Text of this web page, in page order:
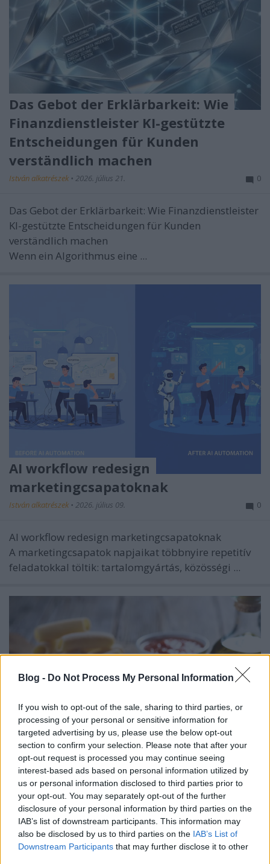
Blog - Do Not Process My Personal Information
If you wish to opt-out of the sale, sharing to third parties, or
processing of your personal or sensitive information for
targeted advertising by us, please use the below opt-out
section to confirm your selection. Please note that after your
opt-out request is processed you may continue seeing
interest-based ads based on personal information utilized by
us or personal information disclosed to third parties prior to
your opt-out. You may separately opt-out of the further
disclosure of your personal information by third parties on the
IAB’s list of downstream participants. This information may
also be disclosed by us to third parties on the IAB’s List of
Downstream Participants that may further disclose it to other
Das Gebot der Erklärbarkeit: Wie
Finanzdienstleister KI-gestützte
Entscheidungen für Kunden
verständlich machen
István alkatrészek • 2026. július 21. 0
Das Gebot der Erklärbarkeit: Wie Finanzdienstleister
KI-gestützte Entscheidungen für Kunden
verständlich machen
Wenn ein Algorithmus eine ...
AI workflow redesign
marketingcsapatoknak
István alkatrészek • 2026. július 09. 0
AI workflow redesign marketingcsapatoknak
A marketingcsapatok napjaikat többnyire repetitív
feladatokkal töltik: tartalomgyártás, közösségi ...
Miért érdemes eredeti olasz tésztát
választani?
István alkatrészek• 2026. július 06.
Miért érdemes eredeti olasz tésztát